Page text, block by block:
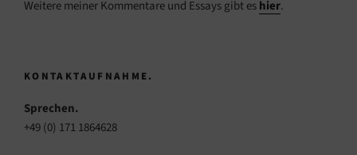
Weitere meiner Kommentare und Essays gibt eshier.
KONTAKTAUFNAHME.
Sprechen.
+49 (0) 171 1864628